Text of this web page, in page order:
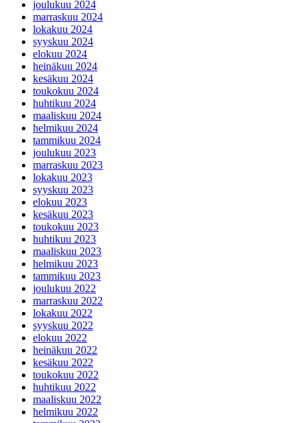
joulukuu 2024
marraskuu 2024
lokakuu 2024
syyskuu 2024
elokuu 2024
heinäkuu 2024
kesäkuu 2024
toukokuu 2024
huhtikuu 2024
maaliskuu 2024
helmikuu 2024
tammikuu 2024
joulukuu 2023
marraskuu 2023
lokakuu 2023
syyskuu 2023
elokuu 2023
kesäkuu 2023
toukokuu 2023
huhtikuu 2023
maaliskuu 2023
helmikuu 2023
tammikuu 2023
joulukuu 2022
marraskuu 2022
lokakuu 2022
syyskuu 2022
elokuu 2022
heinäkuu 2022
kesäkuu 2022
toukokuu 2022
huhtikuu 2022
maaliskuu 2022
helmikuu 2022